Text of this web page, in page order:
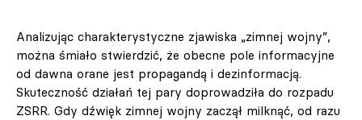
Analizując charakterystyczne zjawiska „zimnej wojny”,
można śmiało stwierdzić, że obecne pole informacyjne
od dawna orane jest propagandą i dezinformacją.
Skuteczność działań tej pary doprowadziła do rozpadu
ZSRR. Gdy dźwięk zimnej wojny zaczął milknąć, od razu